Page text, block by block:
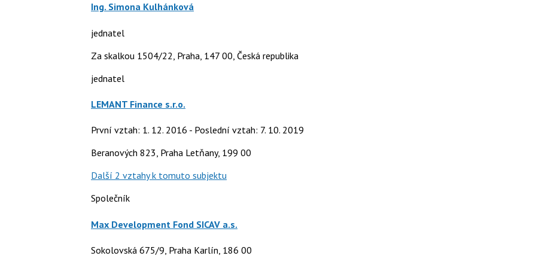
Ing. Simona Kulhánková
jednatel
Za skalkou 1504/22, Praha, 147 00, Česká republika
jednatel
LEMANT Finance s.r.o.
První vztah: 1. 12. 2016 - Poslední vztah: 7. 10. 2019
Beranových 823, Praha Letňany, 199 00
Další 2 vztahy k tomuto subjektu
Společník
Max Development Fond SICAV a.s.
Sokolovská 675/9, Praha Karlín, 186 00